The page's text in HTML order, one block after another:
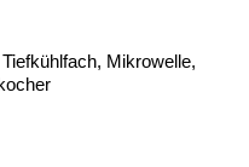
Mikrowelle,